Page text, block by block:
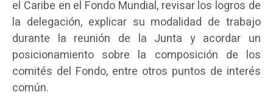
el Caribe en el Fondo Mundial, revisar los logros de
la delegación, explicar su modalidad de trabajo
durante la reunión de la Junta y acordar un
posicionamiento sobre la composición de los
comités del Fondo, entre otros puntos de interés
común.